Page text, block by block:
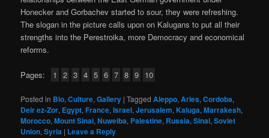
Honecker and Gorbachev started to sour, they were refreshing.
The slogan in the picture calls upon on Kalugans to put all their
strengths into the Perestroika, more Democracy and economical
reforms.
Pages: 1 2 3 4 5 6 7 8 9 10
Posted in Bio,Culture,Gallery |Tagged Aleppo,Arles,Cordoba,
Deir ez-Zor, Egypt,France,Israel,Jerusalem,Kaluga,Marrakesh,
Morocco,Mount Sinai,Nuweiba, Palestine, Russia,Sinai,Soviet
Union,Syria | Leave a Reply